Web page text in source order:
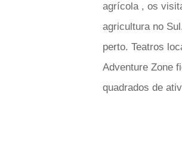
agrícola , os
agricultura no
perto. Teatros
Adventure Zone
quadrados de